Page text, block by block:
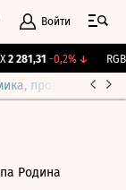
Войти
281,31 -0,2%↓
прогнозы
Родина